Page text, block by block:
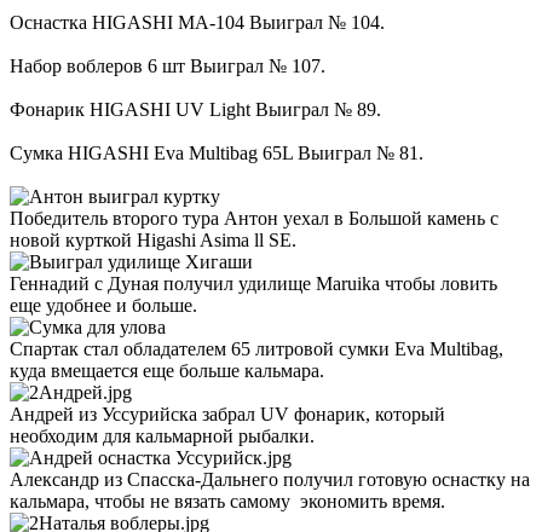
Оснастка HIGASHI MA-104 Выиграл № 104.
Набор воблеров 6 шт Выиграл № 107.
Фонарик HIGASHI UV Light Выиграл № 89.
Сумка HIGASHI Eva Multibag 65L Выиграл № 81.
Победитель второго тура Антон уехал в Большой камень с
новой курткой Higashi Asima ll SE.
Геннадий с Дуная получил удилище Maruika чтобы ловить
еще удобнее и больше.
Спартак стал обладателем 65 литровой сумки Eva Multibag,
куда вмещается еще больше кальмара.
Андрей из Уссурийска забрал UV фонарик, который
необходим для кальмарной рыбалки.
Александр из Спасска-Дальнего получил готовую оснастку на
кальмара, чтобы не вязать самому экономить время.